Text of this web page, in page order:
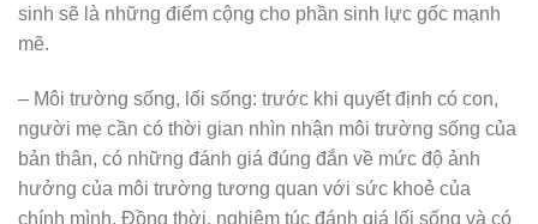
sinh sẽ là những điểm cộng cho phần sinh lực gốc mạnh
mẽ.
– Môi trường sống, lối sống: trước khi quyết định có con,
người mẹ cần có thời gian nhìn nhận môi trường sống của
bản thân, có những đánh giá đúng đắn về mức độ ảnh
hưởng của môi trường tương quan với sức khoẻ của
chính mình. Đồng thời, nghiêm túc đánh giá lối sống và có